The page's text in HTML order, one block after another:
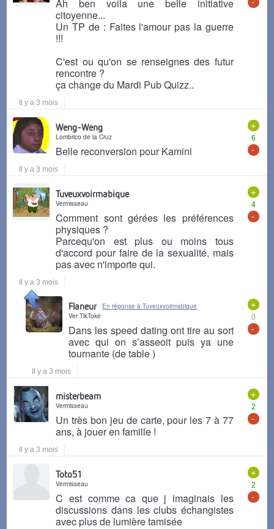
Ah ben voila une belle initiative
citoyenne...
Un TP de : Faites l'amour pas la guerre
!!!
C'est ou qu'on se renseignes des futur
rencontre ?
ça change du Mardi Pub Quizz..
Il y a 3 mois
+
6
-
Weng-Weng
Lombrico de la Cruz
Belle reconversion pour Kamini
Il y a 3 mois
+
4
-
Tuveuxvoirmabique
Vermisseau
Comment sont gérées les préférences
physiques ?
Parcequ'on est plus ou moins tous
d'accord pour faire de la sexualité, mais
pas avec n'importe qui.
Il y a 3 mois
+
0
-
Flaneur
En réponse à Tuveuxvoirmabique
Ver TikToké
Dans les speed dating ont tire au sort
avec qui on s’asseoit puis ya une
tournante (de table )
Il y a 3 mois
+
2
-
misterbeam
Vermisseau
Un très bon jeu de carte, pour les 7 à 77
ans, à jouer en famille !
Il y a 3 mois
+
2
-
Toto51
Vermisseau
C est comme ca que j imaginais les
discussions dans les clubs échangistes
avec plus de lumière tamisée